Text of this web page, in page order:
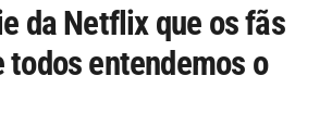
da Netflix que os fãs
todos entendemos o